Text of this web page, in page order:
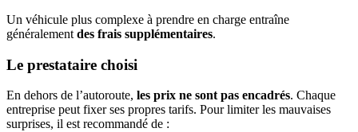
Un véhicule plus complexe à prendre en charge entraîne
généralement des frais supplémentaires.
Le prestataire choisi
En dehors de l’autoroute, les prix ne sont pas encadrés. Chaque
entreprise peut fixer ses propres tarifs. Pour limiter les mauvaises
surprises, il est recommandé de :